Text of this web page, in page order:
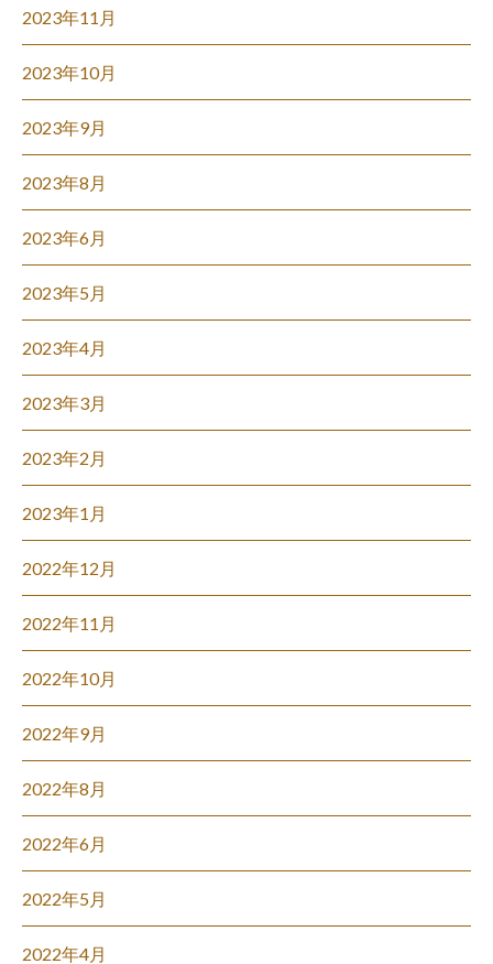
2023年11月
2023年10月
2023年9月
2023年8月
2023年6月
2023年5月
2023年4月
2023年3月
2023年2月
2023年1月
2022年12月
2022年11月
2022年10月
2022年9月
2022年8月
2022年6月
2022年5月
2022年4月